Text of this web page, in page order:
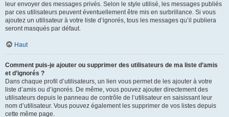
leur envoyer des messages privés. Selon le style utilisé, les messages publiés
par ces utilisateurs peuvent éventuellement être mis en surbrillance. Si vous
ajoutez un utilisateur à votre liste d’ignorés, tous les messages qu’il publiera
seront masqués par défaut.
Haut
Comment puis-je ajouter ou supprimer des utilisateurs de ma liste d’amis
et d’ignorés ?
Dans chaque profil d’utilisateurs, un lien vous permet de les ajouter à votre
liste d’amis ou d’ignorés. De même, vous pouvez ajouter directement des
utilisateurs depuis le panneau de contrôle de l’utilisateur en saisissant leur
nom d’utilisateur. Vous pouvez également les supprimer de vos listes depuis
cette même page.